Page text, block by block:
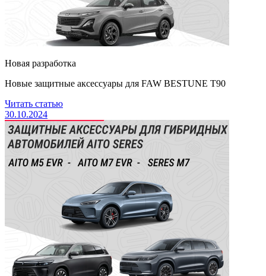
Новая разработка
Новые защитные аксессуары для FAW BESTUNE Т90
Читать статью
30.10.2024